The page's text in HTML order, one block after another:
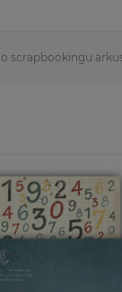
scrapbookingu